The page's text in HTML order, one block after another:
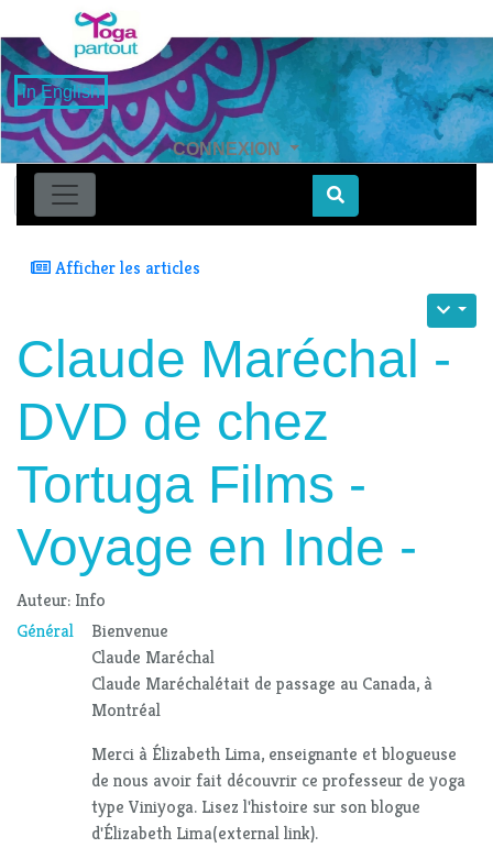
in English
CONNEXION
Find
Afficher les articles
Claude Maréchal -
DVD de chez
Tortuga Films -
Voyage en Inde -
Auteur: Info
Général
Bienvenue
Claude Maréchal
Claude Maréchalétait de passage au Canada, à
Montréal
Merci à Élizabeth Lima, enseignante et blogueuse
de nous avoir fait découvrir ce professeur de yoga
type Viniyoga. Lisez l'histoire sur son blogue
d'Élizabeth Lima(external link).